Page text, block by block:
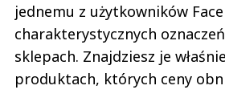
jednemu z użytkowników
charakterystycznych
sklepach. Znajdziesz je
produktach, których ceny